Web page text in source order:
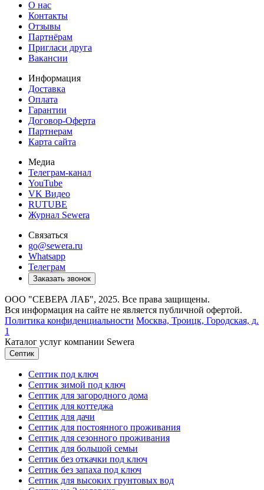
О нас
Контакты
Отзывы
Партнёрам
Пригласи друга
Вакансии
Информация
Доставка
Оплата
Гарантии
Договор-Оферта
Партнерам
Карта сайта
Медиа
Телеграм-канал
YouTube
VK Видео
RUTUBE
Журнал Sewera
Связаться
go@sewera.ru
Whatsapp
Телеграм
Заказать звонок
ООО "СЕВЕРА ЛАБ", 2025. Все права защищены.
Вся информация на сайте не является публичной офертой.
Политика конфиденциальности Москва, Троицк, Городская, д.
1
Каталог услуг компании Sewera
Септик
Септик под ключ
Септик зимой под ключ
Септик для загородного дома
Септик для коттеджа
Септик для дачи
Септик для постоянного проживания
Септик для сезонного проживания
Септик для большой семьи
Септик без откачки под ключ
Септик без запаха под ключ
Септик для высоких грунтовых вод